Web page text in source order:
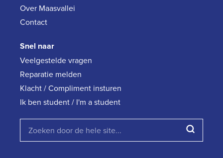
Over Maasvallei
Contact
Snel naar
Veelgestelde vragen
Reparatie melden
Klacht / Compliment insturen
Ik ben student / I'm a student